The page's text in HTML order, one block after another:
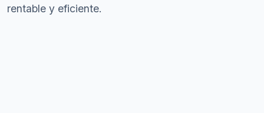
rentable y eficiente.